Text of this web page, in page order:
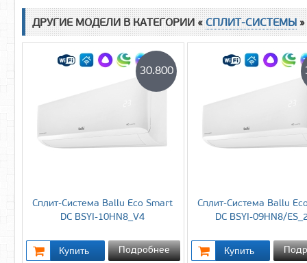
ДРУГИЕ МОДЕЛИ В КАТЕГОРИИ «СПЛИТ-СИСТЕМЫ»
Сплит-Система Ballu Eco Smart
DC BSYI-10HN8_V4
30.800
Подробнее
Сплит-Система Ballu
DC BSYI-09HN8/